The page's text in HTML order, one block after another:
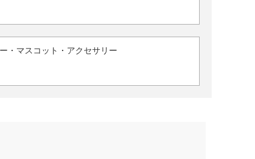
・マスコット・アクセサリー